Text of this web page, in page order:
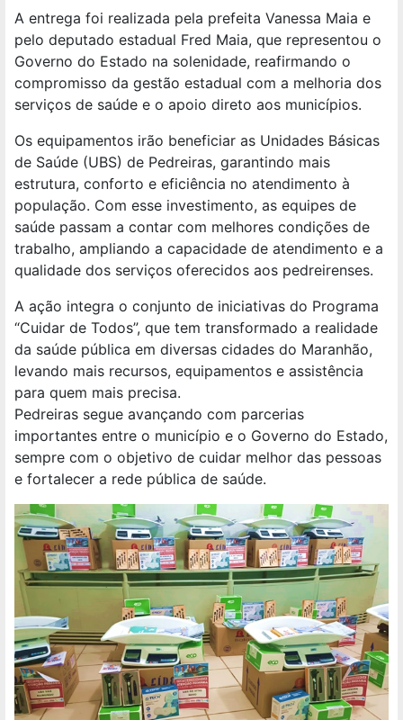
A entrega foi realizada pela prefeita Vanessa Maia e
pelo deputado estadual Fred Maia, que representou o
Governo do Estado na solenidade, reafirmando o
compromisso da gestão estadual com a melhoria dos
serviços de saúde e o apoio direto aos municípios.
Os equipamentos irão beneficiar as Unidades Básicas
de Saúde (UBS) de Pedreiras, garantindo mais
estrutura, conforto e eficiência no atendimento à
população. Com esse investimento, as equipes de
saúde passam a contar com melhores condições de
trabalho, ampliando a capacidade de atendimento e a
qualidade dos serviços oferecidos aos pedreirenses.
A ação integra o conjunto de iniciativas do Programa
“Cuidar de Todos”, que tem transformado a realidade
da saúde pública em diversas cidades do Maranhão,
levando mais recursos, equipamentos e assistência
para quem mais precisa.
Pedreiras segue avançando com parcerias
importantes entre o município e o Governo do Estado,
sempre com o objetivo de cuidar melhor das pessoas
e fortalecer a rede pública de saúde.